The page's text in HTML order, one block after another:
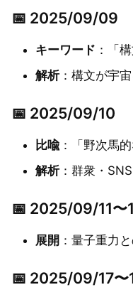
📅 2025/09/09
キーワード ：「
解析：構文が宇宙
📅 2025/09/10
比喩 ：「野次馬
解析：群衆・
📅 2025/09/11〜
展開 ：量子重力
📅 2025/09/17〜